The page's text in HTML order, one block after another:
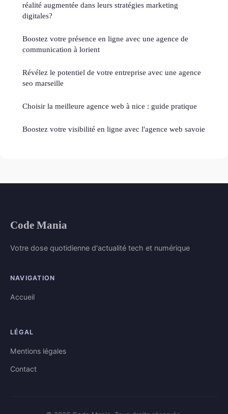
réalité augmentée dans leurs stratégies marketing
digitales?
Boostez votre présence en ligne avec une agence de
communication à lorient
Révélez le potentiel de votre entreprise avec une agence
seo marseille
Choisir la meilleure agence web à nice : guide pratique
Boostez votre visibilité en ligne avec l'agence web savoie
Code Mania
Votre dose quotidienne d'actualité tech et numérique
NAVIGATION
Accueil
LÉGAL
Mentions légales
Contact